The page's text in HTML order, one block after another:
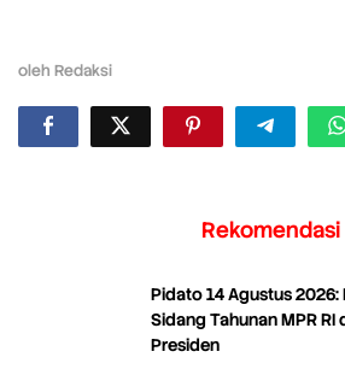
oleh Redaksi
Rekomendasi
Pidato 14 Agustus 2026:
Sidang Tahunan MPR
Presiden